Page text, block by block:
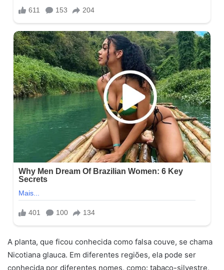
A planta, que ficou conhecida como falsa couve, se chama
Nicotiana glauca. Em diferentes regiões, ela pode ser
conhecida por diferentes nomes, como: tabaco-silvestre,